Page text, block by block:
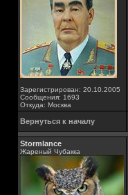
Зарегистрирован: 20.10.2005
Сообщения: 1693
Откуда: Москва
Вернуться к началу
Stormlance
Жареный Чубакка